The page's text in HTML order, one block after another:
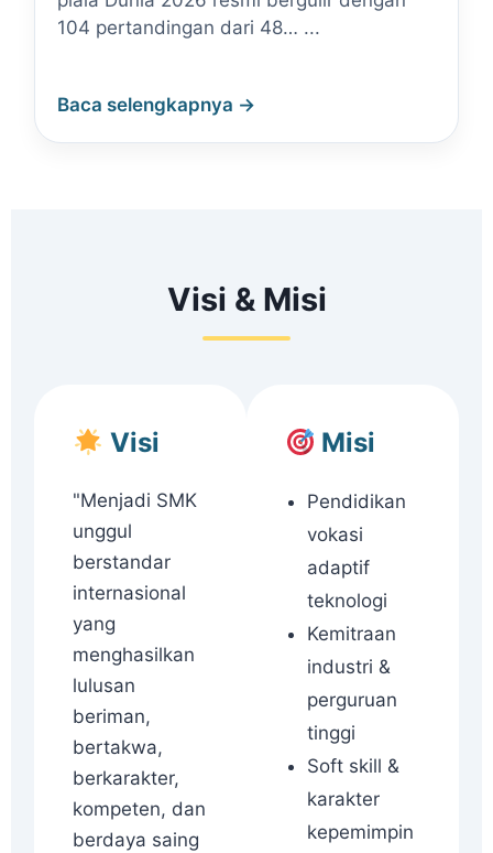
104 pertandingan dari 48… ...
Baca selengkapnya →
Visi & Misi
Visi
"Menjadi SMK
unggul
berstandar
internasional
yang
menghasilkan
lulusan
beriman,
bertakwa,
berkarakter,
kompeten, dan
berdaya saing
Misi
Pendidikan
vokasi
adaptif
teknologi
Kemitraan
industri &
perguruan
tinggi
Soft skill &
karakter
kepemimpin